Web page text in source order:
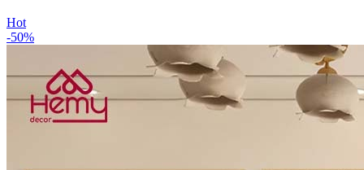
Hot
-50%